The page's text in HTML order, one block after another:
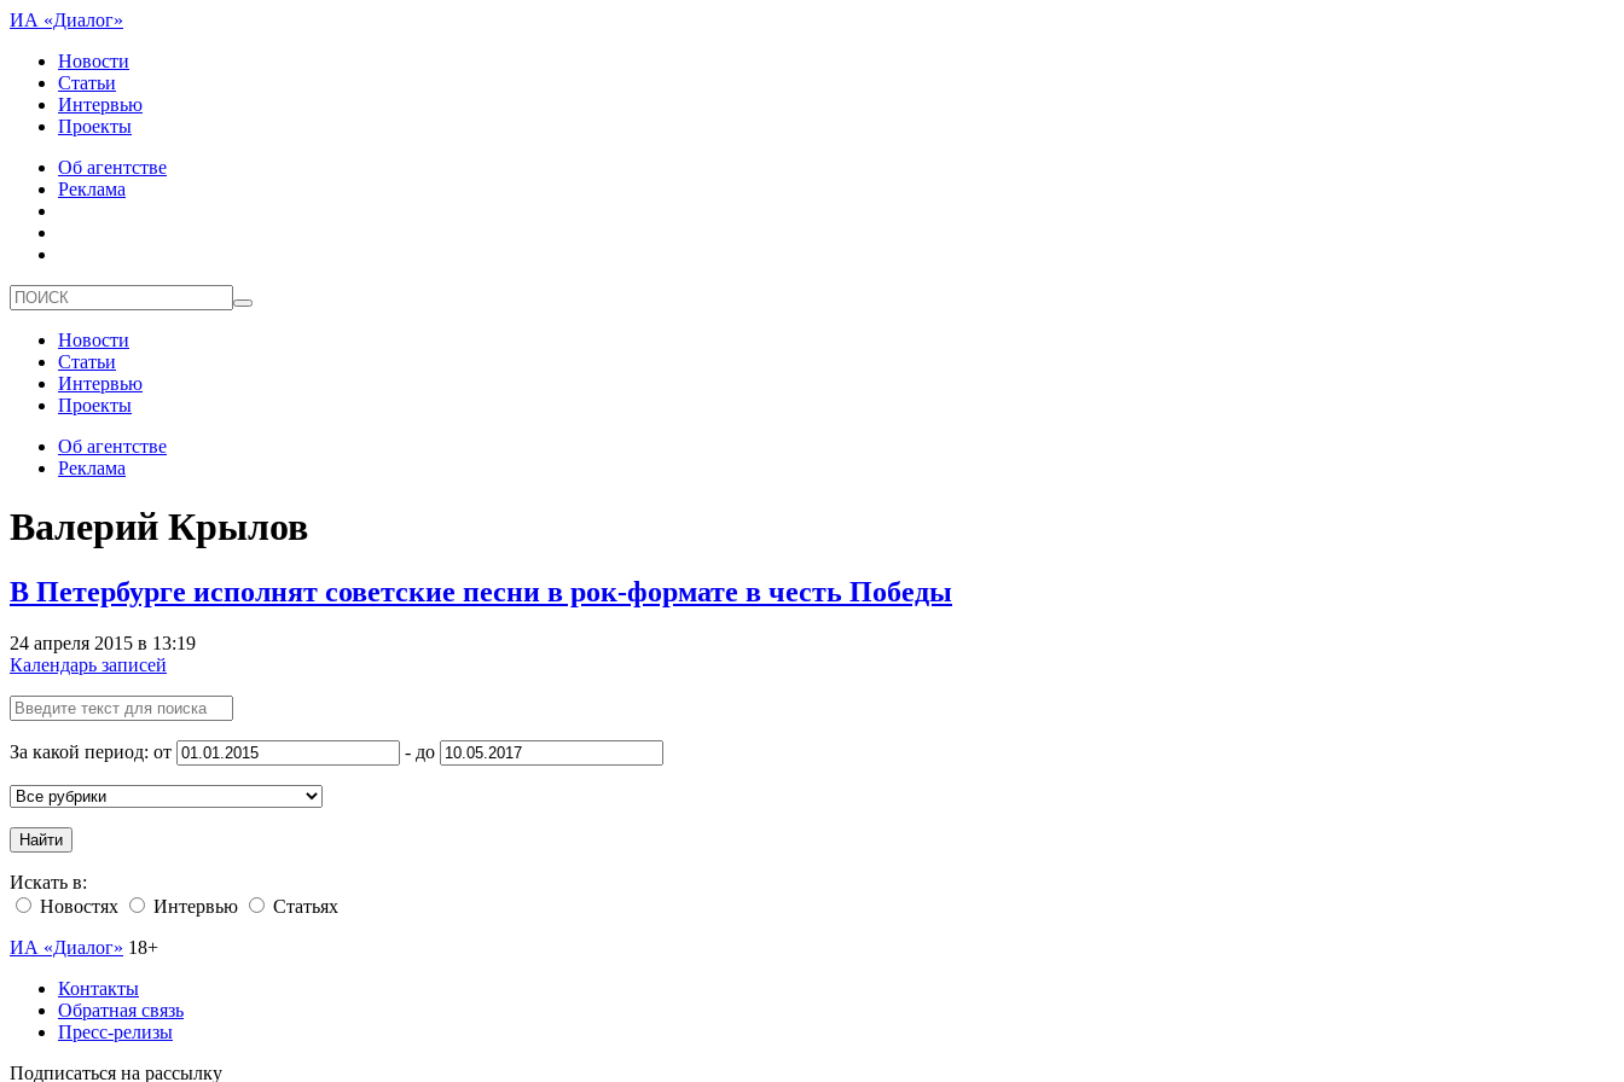
ИА «Диалог»
Новости
Статьи
Интервью
Проекты
Об агентстве
Реклама
Новости
Статьи
Интервью
Проекты
Об агентстве
Реклама
Валерий Крылов
В Петербурге исполнят советские песни в рок-формате в честь Победы
24 апреля 2015 в 13:19
Календарь записей
За какой период: от - до
Найти
Искать в:
Новостях
Интервью
Статьях
ИА «Диалог» 18+
Контакты
Обратная связь
Пресс-релизы
Подписаться на рассылку